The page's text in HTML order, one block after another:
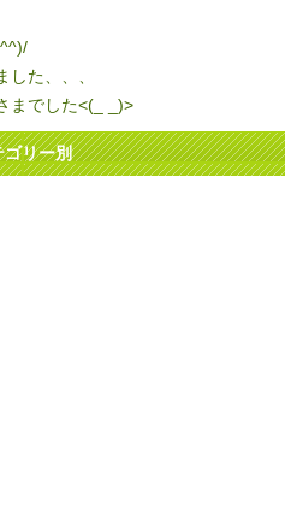
た、、、
までした<(_ _)>
ゴリー別